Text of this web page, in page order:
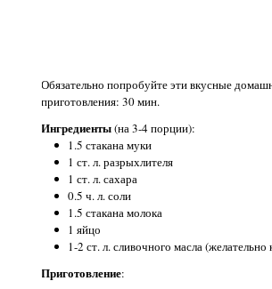
Обязательно попробуйте эти вкусные
приготовления: 30 мин.
Ингредиенты(на 3-4 порции):
1.5 стакана муки
1 ст. л. разрыхлителя
1 ст. л. сахара
0.5 ч. л. соли
1.5 стакана молока
1 яйцо
1-2 ст. л. сливочного масла
Приготовление: